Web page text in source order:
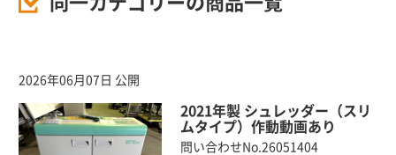
2026年06月07日 公開
2021年製 シュレッダー（スリ
ムタイプ）作動動画あり
問い合わせNo.26051404